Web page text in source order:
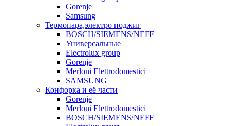
Gorenje
Samsung
Термопара,электро поджиг
BOSCH/SIEMENS/NEFF
Универсальные
Electrolux group
Gorenje
Merloni Elettrodomestici
SAMSUNG
Конфорка и её части
Gorenje
Merloni Elettrodomestici
BOSCH/SIEMENS/NEFF